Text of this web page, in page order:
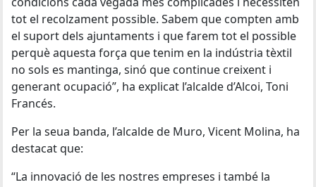
tot el recolzament possible. Sabem que compten amb
el suport dels ajuntaments i que farem tot el possible
perquè aquesta força que tenim en la indústria tèxtil
no sols es mantinga, sinó que continue creixent i
generant ocupació”, ha explicat l’alcalde d’Alcoi, Toni
Francés.
Per la seua banda, l’alcalde de Muro, Vicent Molina, ha
destacat que:
“La innovació de les nostres empreses i també la